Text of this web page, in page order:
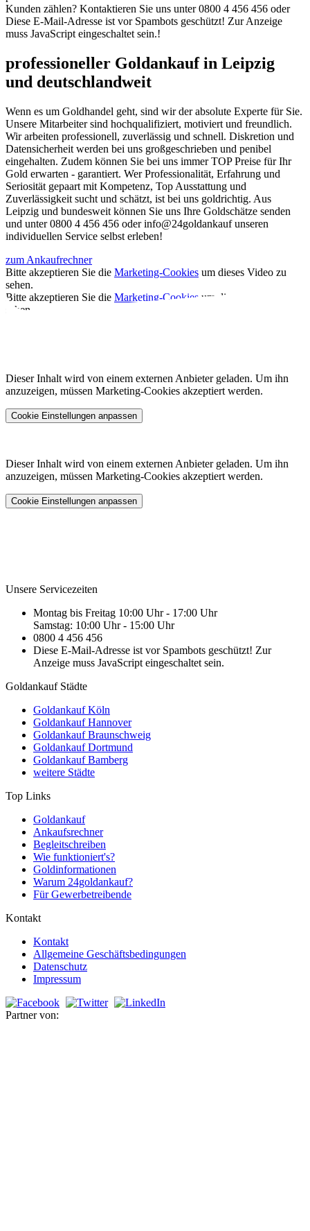
Kunden zählen? Kontaktieren Sie uns unter 0800 4 456 456 oder
Diese E-Mail-Adresse ist vor Spambots geschützt! Zur Anzeige
muss JavaScript eingeschaltet sein.!
professioneller Goldankauf in Leipzig
und deutschlandweit
Wenn es um Goldhandel geht, sind wir der absolute Experte für Sie.
Unsere Mitarbeiter sind hochqualifiziert, motiviert und freundlich.
Wir arbeiten professionell, zuverlässig und schnell. Diskretion und
Datensicherheit werden bei uns großgeschrieben und penibel
eingehalten. Zudem können Sie bei uns immer TOP Preise für Ihr
Gold erwarten - garantiert. Wer Professionalität, Erfahrung und
Seriosität gepaart mit Kompetenz, Top Ausstattung und
Zuverlässigkeit sucht und schätzt, ist bei uns goldrichtig. Aus
Leipzig und bundesweit können Sie uns Ihre Goldschätze senden
und unter 0800 4 456 456 oder info@24goldankauf unseren
individuellen Service selbst erleben!
zum Ankaufrechner
Bitte akzeptieren Sie die Marketing-Cookies um dieses Video zu
sehen.
Bitte akzeptieren Sie die Marketing-Cookies um dieses Video zu
sehen.
Dieser Inhalt wird von einem externen Anbieter geladen. Um ihn
anzuzeigen, müssen Marketing-Cookies akzeptiert werden.
Cookie Einstellungen anpassen
Dieser Inhalt wird von einem externen Anbieter geladen. Um ihn
anzuzeigen, müssen Marketing-Cookies akzeptiert werden.
Cookie Einstellungen anpassen
Unsere Servicezeiten
Montag bis Freitag 10:00 Uhr - 17:00 Uhr
Samstag: 10:00 Uhr - 15:00 Uhr
0800 4 456 456
Diese E-Mail-Adresse ist vor Spambots geschützt! Zur
Anzeige muss JavaScript eingeschaltet sein.
Goldankauf Städte
Goldankauf Köln
Goldankauf Hannover
Goldankauf Braunschweig
Goldankauf Dortmund
Goldankauf Bamberg
weitere Städte
Top Links
Goldankauf
Ankaufsrechner
Begleitschreiben
Wie funktioniert's?
Goldinformationen
Warum 24goldankauf?
Für Gewerbetreibende
Kontakt
Kontakt
Allgemeine Geschäftsbedingungen
Datenschutz
Impressum
Partner von: